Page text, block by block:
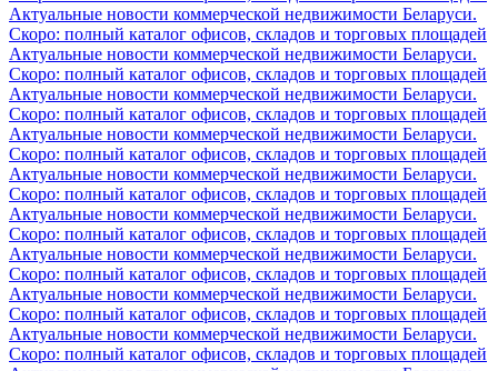
Актуальные новости коммерческой недвижимости Беларуси.
Скоро: полный каталог офисов, складов и торговых площадей
Актуальные новости коммерческой недвижимости Беларуси.
Скоро: полный каталог офисов, складов и торговых площадей
Актуальные новости коммерческой недвижимости Беларуси.
Скоро: полный каталог офисов, складов и торговых площадей
Актуальные новости коммерческой недвижимости Беларуси.
Скоро: полный каталог офисов, складов и торговых площадей
Актуальные новости коммерческой недвижимости Беларуси.
Скоро: полный каталог офисов, складов и торговых площадей
Актуальные новости коммерческой недвижимости Беларуси.
Скоро: полный каталог офисов, складов и торговых площадей
Актуальные новости коммерческой недвижимости Беларуси.
Скоро: полный каталог офисов, складов и торговых площадей
Актуальные новости коммерческой недвижимости Беларуси.
Скоро: полный каталог офисов, складов и торговых площадей
Актуальные новости коммерческой недвижимости Беларуси.
Скоро: полный каталог офисов, складов и торговых площадей